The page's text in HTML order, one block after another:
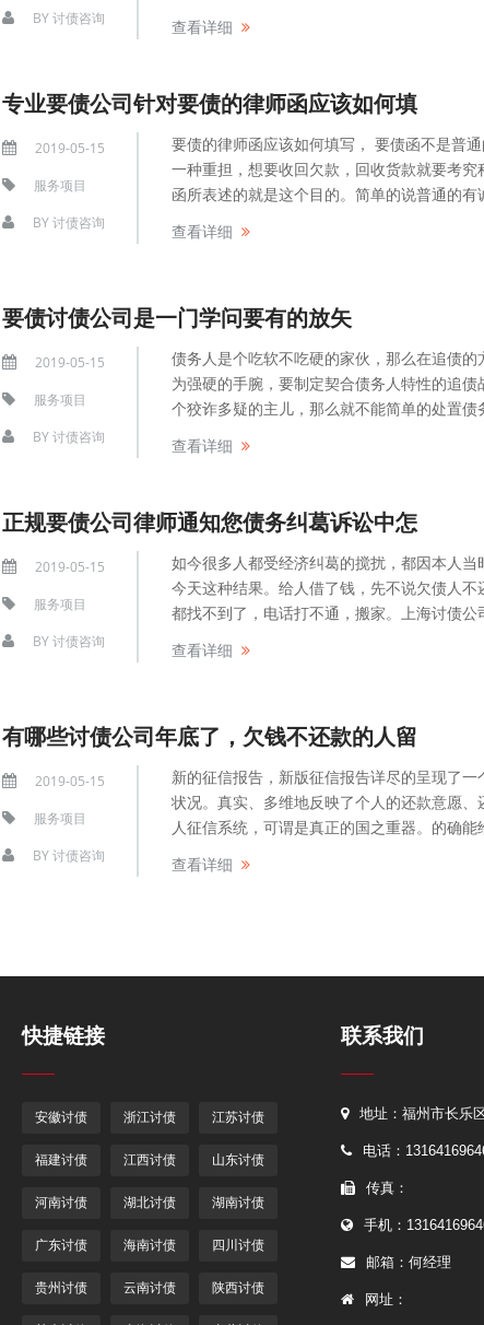
BY讨债咨询 查看详细
专业要债公司针对要债的律师函应该如何填
2019-05-15
服务项目
BY讨债咨询
要债的律师函应该如何填写， 要债函不是普
一种重担，想要收回欠款，回收货款就要考究
函所表述的就是这个目的。简单的说普通的有
查看详细
要债讨债公司是一门学问要有的放矢
2019-05-15
服务项目
BY讨债咨询
债务人是个吃软不吃硬的家伙，那么在追债的
为强硬的手腕，要制定契合债务人特性的追债
个狡诈多疑的主儿，那么就不能简单的处置债
查看详细
正规要债公司律师通知您债务纠葛诉讼中怎
2019-05-15
服务项目
BY讨债咨询
如今很多人都受经济纠葛的搅扰，都因本人当
今天这种结果。给人借了钱，先不说欠债人不
都找不到了，电话打不通，搬家。上海讨债公
查看详细
有哪些讨债公司年底了，欠钱不还款的人留
2019-05-15
服务项目
BY讨债咨询
新的征信报告，新版征信报告详尽的呈现了一
状况。真实、多维地反映了个人的还款意愿、
人征信系统，可谓是真正的国之重器。的确能
查看详细
快捷链接
安徽讨债 浙江讨债 江苏讨债
福建讨债 江西讨债 山东讨债
河南讨债 湖北讨债 湖南讨债
广东讨债 海南讨债 四川讨债
贵州讨债 云南讨债 陕西讨债
联系我们
地址：福州市长乐
电话：
传真：
手机：
邮箱：何经理
网址：